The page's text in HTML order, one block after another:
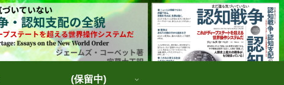
(保留中)